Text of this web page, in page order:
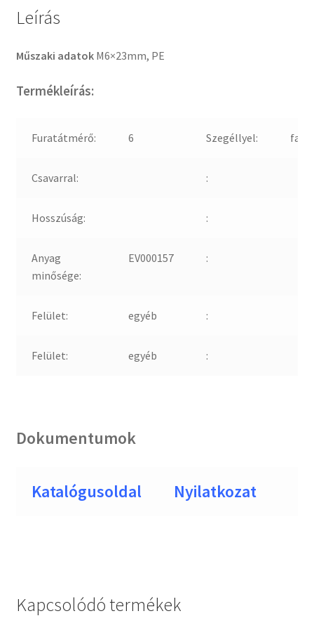
Leírás
Műszaki adatok M6×23mm, PE
Termékleírás:
Furatátmérő: 6 Szegéllyel: false
Csavarral: :
Hosszúság: :
Anyag
minősége:
EV000157 :
Felület: egyéb :
Felület: egyéb :
Dokumentumok
Katalógusoldal Nyilatkozat
Kapcsolódó termékek